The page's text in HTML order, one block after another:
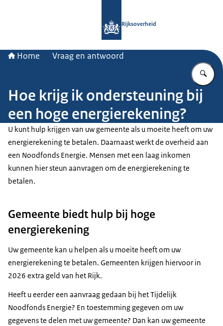
Rijksoverheid
Home Vraag en antwoord
Hoe krijg ik ondersteuning bij
een hoge energierekening?
U kunt hulp krijgen van uw gemeente als u moeite heeft om uw
energierekening te betalen. Daarnaast werkt de overheid aan
een Noodfonds Energie. Mensen met een laag inkomen
kunnen hier steun aanvragen om de energierekening te
betalen.
Gemeente biedt hulp bij hoge
energierekening
Uw gemeente kan u helpen als u moeite heeft om uw
energierekening te betalen. Gemeenten krijgen hiervoor in
2026 extra geld van het Rijk.
Heeft u eerder een aanvraag gedaan bij het Tijdelijk
Noodfonds Energie? En toestemming gegeven om uw
gegevens te delen met uw gemeente? Dan kan uw gemeente